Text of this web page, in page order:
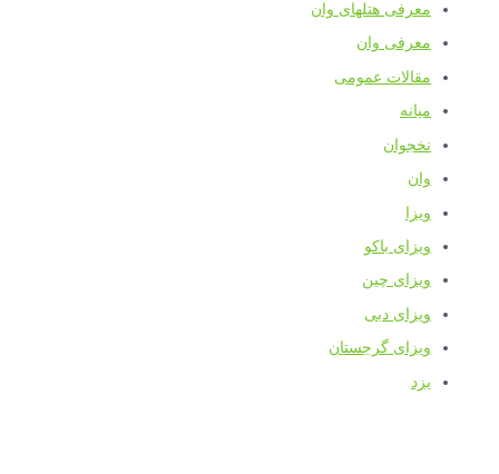
معرفی هتلهای وان
معرفی وان
مقالات عمومی
میانه
نخجوان
وان
ویزا
ویزای باکو
ویزای چین
ویزای دبی
ویزای گرجستان
یزد